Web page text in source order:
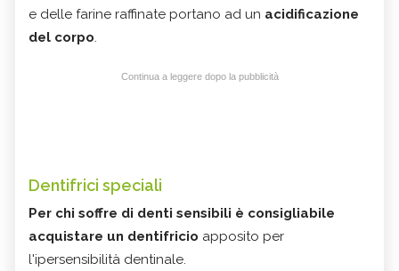
e delle farine raffinate portano ad un acidificazione
del corpo.
Continua a leggere dopo la pubblicità
Dentifrici speciali
Per chi soffre di denti sensibili è consigliabile
acquistare un dentifricio apposito per
l'ipersensibilità dentinale.